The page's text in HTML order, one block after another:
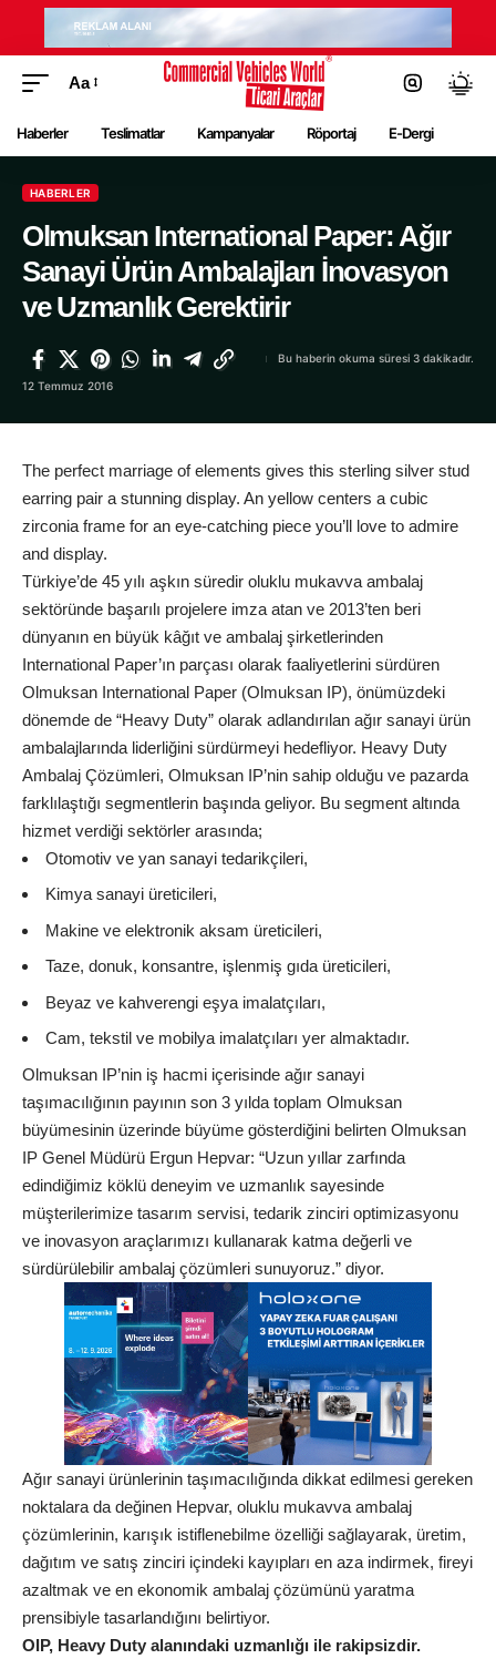
Aa
Haberler Teslimatlar Kampanyalar Röportaj E-Dergi
HABERLER
Olmuksan International Paper: Ağır
Sanayi Ürün Ambalajları İnovasyon
ve Uzmanlık Gerektirir
12 Temmuz 2016
Bu haberin okuma süresi 3 dakikadır.
The perfect marriage of elements gives this sterling silver stud
earring pair a stunning display. An yellow centers a cubic
zirconia frame for an eye-catching piece you’ll love to admire
and display.
Türkiye’de 45 yılı aşkın süredir oluklu mukavva ambalaj
sektöründe başarılı projelere imza atan ve 2013’ten beri
dünyanın en büyük kâğıt ve ambalaj şirketlerinden
International Paper’ın parçası olarak faaliyetlerini sürdüren
Olmuksan International Paper (Olmuksan IP), önümüzdeki
dönemde de “Heavy Duty” olarak adlandırılan ağır sanayi ürün
ambalajlarında liderliğini sürdürmeyi hedefliyor. Heavy Duty
Ambalaj Çözümleri, Olmuksan IP’nin sahip olduğu ve pazarda
farklılaştığı segmentlerin başında geliyor. Bu segment altında
hizmet verdiği sektörler arasında;
Otomotiv ve yan sanayi tedarikçileri,
Kimya sanayi üreticileri,
Makine ve elektronik aksam üreticileri,
Taze, donuk, konsantre, işlenmiş gıda üreticileri,
Beyaz ve kahverengi eşya imalatçıları,
Cam, tekstil ve mobilya imalatçıları yer almaktadır.
Olmuksan IP’nin iş hacmi içerisinde ağır sanayi
taşımacılığının payının son 3 yılda toplam Olmuksan
büyümesinin üzerinde büyüme gösterdiğini belirten Olmuksan
IP Genel Müdürü Ergun Hepvar: “Uzun yıllar zarfında
edindiğimiz köklü deneyim ve uzmanlık sayesinde
müşterilerimize tasarım servisi, tedarik zinciri optimizasyonu
ve inovasyon araçlarımızı kullanarak katma değerli ve
sürdürülebilir ambalaj çözümleri sunuyoruz.” diyor.
Ağır sanayi ürünlerinin taşımacılığında dikkat edilmesi gereken
noktalara da değinen Hepvar, oluklu mukavva ambalaj
çözümlerinin, karışık istiflenebilme özelliği sağlayarak, üretim,
dağıtım ve satış zinciri içindeki kayıpları en aza indirmek, fireyi
azaltmak ve en ekonomik ambalaj çözümünü yaratma
prensibiyle tasarlandığını belirtiyor.
OIP, Heavy Duty alanındaki uzmanlığı ile rakipsizdir.